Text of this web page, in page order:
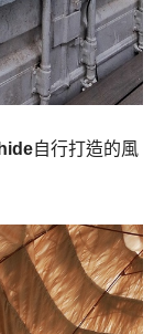
自行打造的風